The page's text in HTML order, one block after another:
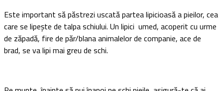
Este important să păstrezi uscată partea lipicioasă a pieilor, cea
care se lipește de talpa schiului. Un lipici umed, acoperit cu urme
de zăpadă, fire de păr/blana animalelor de companie, ace de
brad, se va lipi mai greu de schi.